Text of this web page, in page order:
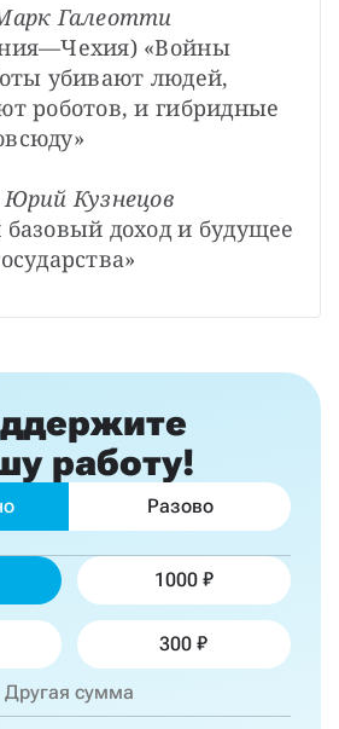
Галеотти
«Войны
убивают людей,
роботов, и гибридные
Юрий Кузнецов
доход и будущее
работу!
Разово
1000
300